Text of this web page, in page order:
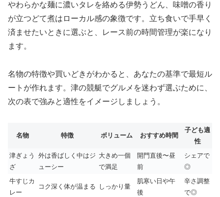
やわらかな麺に濃いタレを絡める伊勢うどん、味噌の香り
が立つどて煮はローカル感の象徴です。立ち食いで手早く
済ませたいときに選ぶと、レース前の時間管理が楽になり
ます。
名物の特徴や買いどきがわかると、あなたの基準で最短ル
ートが作れます。津の競艇でグルメを迷わず選ぶために、
次の表で強みと適性をイメージしましょう。
名物 特徴 ボリューム おすすめ時間
子ども適
性
津ぎょう
ざ
外は香ばしく中はジ
ューシー
大きめ一個
で満足
開門直後〜昼
前
シェアで
◎
牛すじカ
レー
コク深く体が温まる しっかり量
肌寒い日や午
後
辛さ調整
で◎